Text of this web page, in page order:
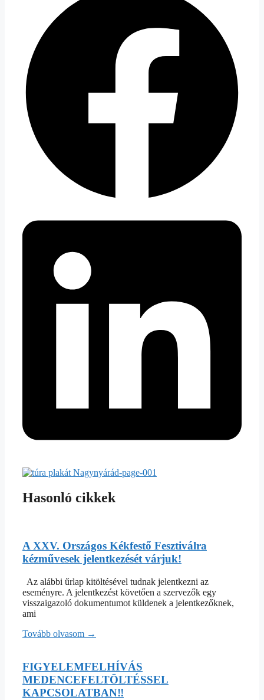
Hasonló cikkek
A XXV. Országos Kékfestő Fesztiválra
kézművesek jelentkezését várjuk!
Az alábbi űrlap kitöltésével tudnak jelentkezni az
eseményre. A jelentkezést követően a szervezők egy
visszaigazoló dokumentumot küldenek a jelentkezőknek,
ami
Tovább olvasom →
FIGYELEMFELHÍVÁS
MEDENCEFELTÖLTÉSSEL
KAPCSOLATBAN‼️